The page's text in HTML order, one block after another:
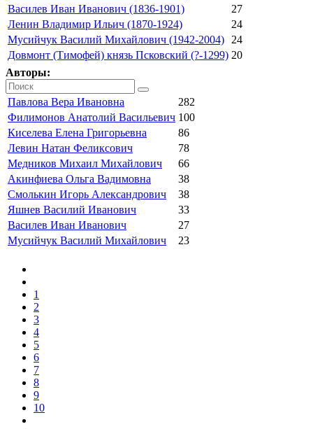
Василев Иван Иванович (1836-1901)
27
Ленин Владимир Ильич (1870-1924)
24
Мусийчук Василий Михайлович (1942-2004)
24
Довмонт (Тимофей) князь Псковский (?-1299) 20
Авторы:
Павлова Вера Ивановна
282
Филимонов Анатолий Васильевич 100
Киселева Елена Григорьевна
86
Левин Натан Феликсович
78
Медников Михаил Михайлович
66
Акинфиева Ольга Вадимовна
38
Смолькин Игорь Александрович
38
Яшнев Василий Иванович
33
Василев Иван Иванович
27
Мусийчук Василий Михайлович
23
1
2
3
4
5
6
7
8
9
10